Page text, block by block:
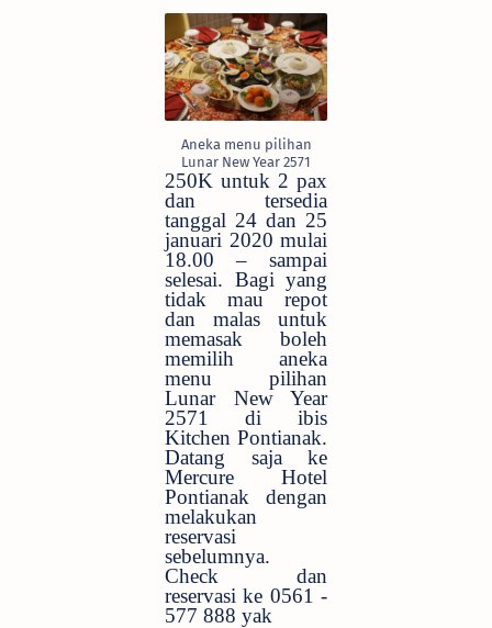
Aneka menu pilihan
Lunar New Year 2571
250K untuk 2 pax
dan tersedia
tanggal 24 dan 25
januari 2020 mulai
18.00 – sampai
selesai. Bagi yang
tidak mau repot
dan malas untuk
memasak boleh
memilih aneka
menu pilihan
Lunar New Year
2571 di ibis
Kitchen Pontianak.
Datang saja ke
Mercure Hotel
Pontianak dengan
melakukan
reservasi
sebelumnya.
Check dan
reservasi ke 0561 -
577 888 yak